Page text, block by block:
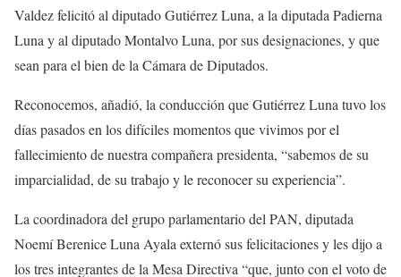
Valdez felicitó al diputado Gutiérrez Luna, a la diputada Padierna
Luna y al diputado Montalvo Luna, por sus designaciones, y que
sean para el bien de la Cámara de Diputados.
Reconocemos, añadió, la conducción que Gutiérrez Luna tuvo los
días pasados en los difíciles momentos que vivimos por el
fallecimiento de nuestra compañera presidenta, “sabemos de su
imparcialidad, de su trabajo y le reconocer su experiencia”.
La coordinadora del grupo parlamentario del PAN, diputada
Noemí Berenice Luna Ayala externó sus felicitaciones y les dijo a
los tres integrantes de la Mesa Directiva “que, junto con el voto de